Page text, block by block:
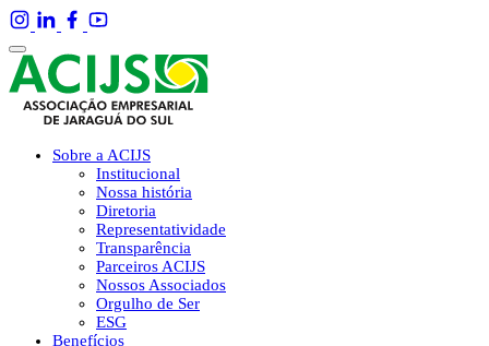
Sobre a ACIJS
Institucional
Nossa história
Diretoria
Representatividade
Transparência
Parceiros ACIJS
Nossos Associados
Orgulho de Ser
ESG
Benefícios